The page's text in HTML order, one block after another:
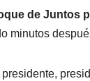
de Juntos
minutos
presidente,